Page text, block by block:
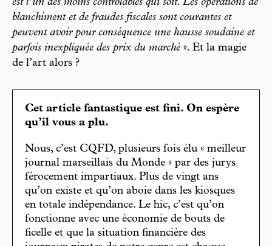
est l’un des moins contrôlables qui soit. Les opérations de
blanchiment et de fraudes fiscales sont courantes et
peuvent avoir pour conséquence une hausse soudaine et
parfois inexpliquée des prix du marché ». Et la magie
de l’art alors ?
Cet article fantastique est fini. On espère
qu’il vous a plu.
Nous, c’est CQFD, plusieurs fois élu « meilleur
journal marseillais du Monde » par des jurys
férocement impartiaux. Plus de vingt ans
qu’on existe et qu’on aboie dans les kiosques
en totale indépendance. Le hic, c’est qu’on
fonctionne avec une économie de bouts de
ficelle et que la situation financière des